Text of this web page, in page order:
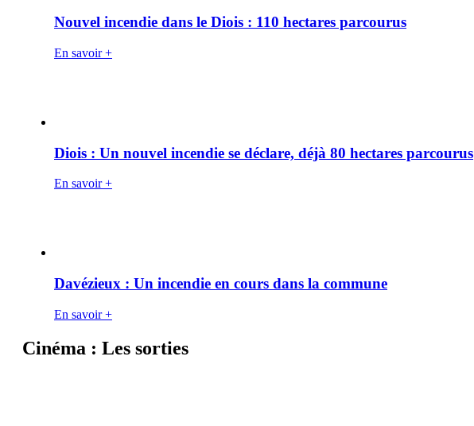
Nouvel incendie dans le Diois : 110 hectares parcourus
En savoir +
Diois : Un nouvel incendie se déclare, déjà 80 hectares parcourus
En savoir +
Davézieux : Un incendie en cours dans la commune
En savoir +
Cinéma : Les sorties